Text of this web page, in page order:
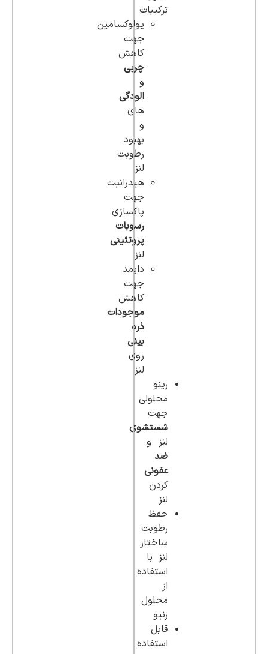
ترکیبات
پولوکسامین
جهت
کاهش
چربی
و
الودگی
های
و
بهبود
رطوبت
لنز
هیدرانیت
جهت
پاکسازی
رسوبات
پروتئینی
لنز
دایمد
جهت
کاهش
موجودات
ذره
بینی
روی
لنز
رینو
محلولی
جهت
شستشوی
لنز و
ضد
عفونی
کردن
لنز
حفظ
رطوبت
ساختار
لنز با
استفاده
از
محلول
رنیو
قابل
استفاده